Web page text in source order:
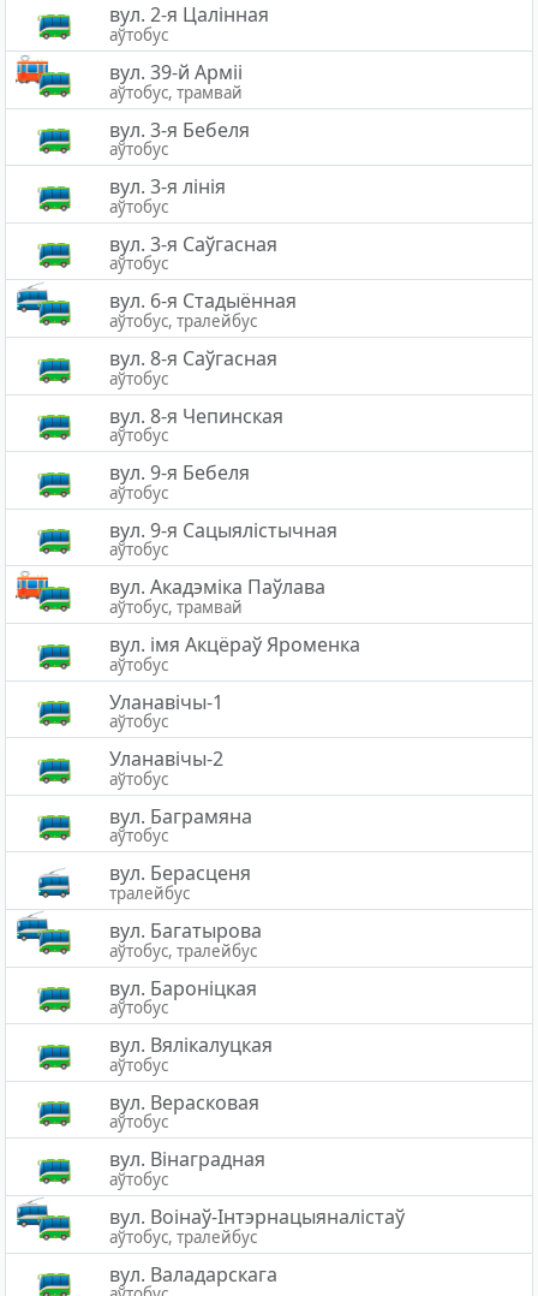
вул. 2-я Цалінная
аўтобус
вул. 39-й Арміі
аўтобус, трамвай
вул. 3-я Бебеля
аўтобус
вул. 3-я лінія
аўтобус
вул. 3-я Саўгасная
аўтобус
вул. 6-я Стадыённая
аўтобус, тралейбус
вул. 8-я Саўгасная
аўтобус
вул. 8-я Чепинская
аўтобус
вул. 9-я Бебеля
аўтобус
вул. 9-я Сацыялістычная
аўтобус
вул. Акадэміка Паўлава
аўтобус, трамвай
вул. імя Акцёраў Яроменка
аўтобус
Уланавічы-1
аўтобус
Уланавічы-2
аўтобус
вул. Баграмяна
аўтобус
вул. Берасценя
тралейбус
вул. Багатырова
аўтобус, тралейбус
вул. Бароніцкая
аўтобус
вул. Вялікалуцкая
аўтобус
вул. Верасковая
аўтобус
вул. Вінаградная
аўтобус
вул. Воінаў-Інтэрнацыяналістаў
аўтобус, тралейбус
вул. Валадарскага